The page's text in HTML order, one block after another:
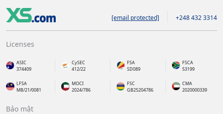
[email protected] +248 432 3314
Licenses
ASIC
374409
CySEC
412/22
FSA
SD089
FSCA
53199
LFSA
MB/21/0081
MOCI
2024/786
FSC
GB25204786
CMA
2020000339
Bảo mật